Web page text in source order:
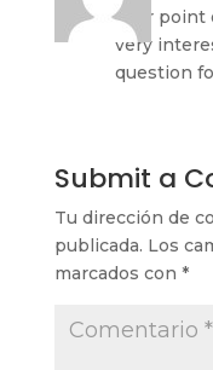
Your point
very
question
Submit a
Tu dirección de
publicada. Los
marcados con *